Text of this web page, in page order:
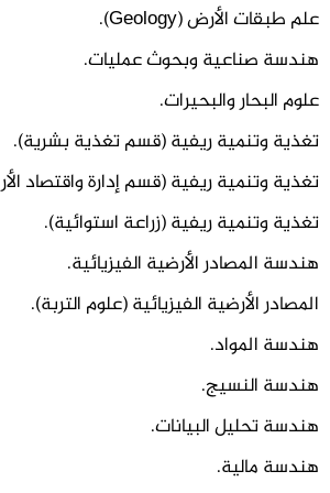
علم طبقات الأرض (Geology).
هندسة صناعية وبحوث عمليات.
علوم البحار والبحيرات.
تغذية وتنمية ريفية (قسم تغذية بشرية).
تغذية وتنمية ريفية (قسم إدارة واقتصاد
تغذية وتنمية ريفية (زراعة استوائية).
هندسة المصادر الأرضية الفيزيائية.
المصادر الأرضية الفيزيائية (علوم التربة).
هندسة المواد.
هندسة النسيج.
هندسة تحليل البيانات.
هندسة مالية.